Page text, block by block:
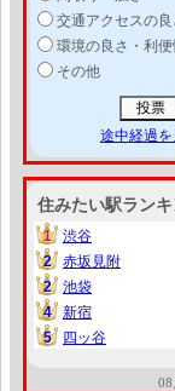
交通アクセスの良
環境の良さ・利便
その他
途中経過を
住みたい駅ラン
1
1
渋谷
2
2
赤坂見附
2
2
池袋
4
4
新宿
5
5 四ッ谷
08